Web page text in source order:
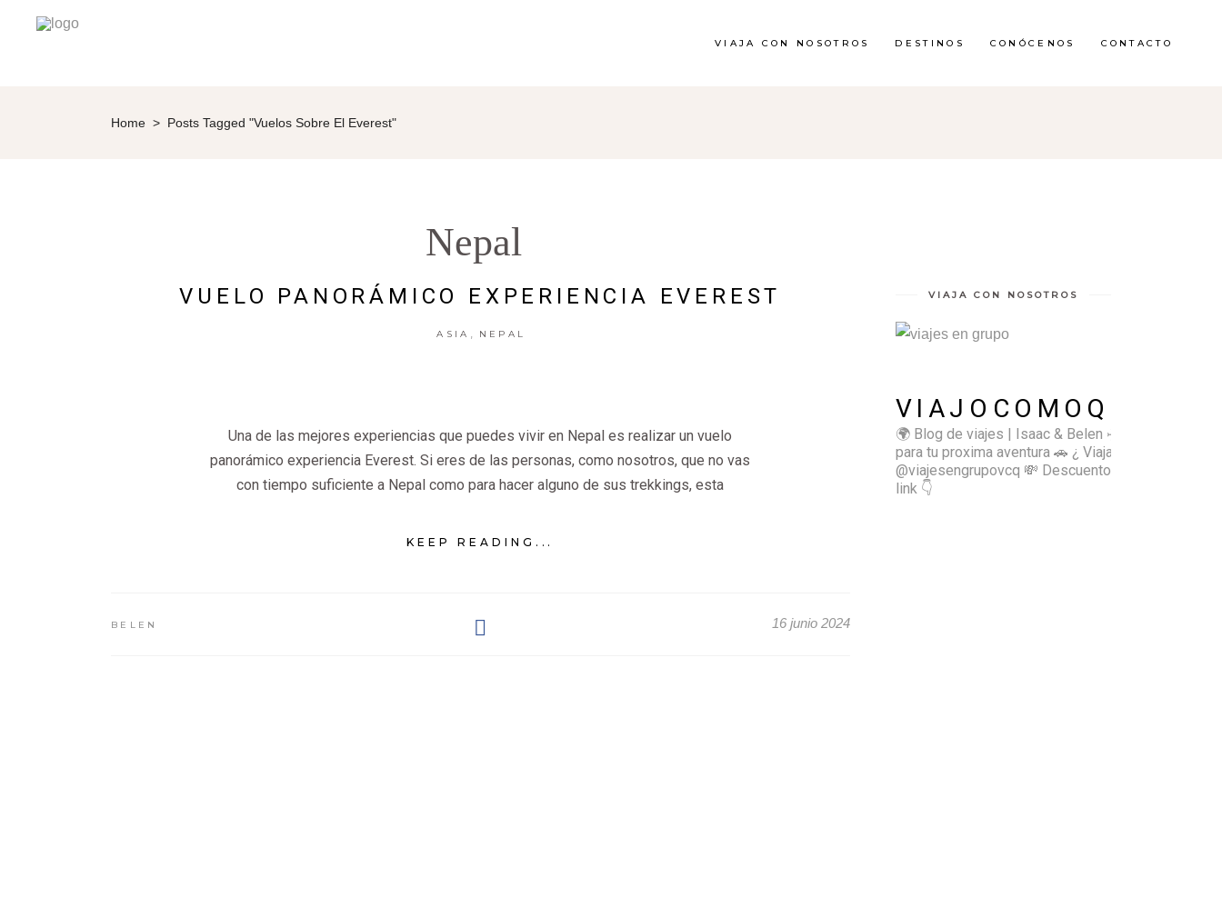
VIAJA CON NOSOTROS DESTINOS CONÓCENOS CONTACTO
Home > Posts Tagged "vuelos Sobre El Everest"
Nepal
VUELO PANORÁMICO EXPERIENCIA EVEREST
ASIA NEPAL
Una de las mejores experiencias que puedes vivir en Nepal es realizar un vuelo
panorámico experiencia Everest. Si eres de las personas, como nosotros, que no vas
con tiempo suficiente a Nepal como para hacer alguno de sus trekkings, esta
KEEP READING...
BELEN 16 junio 2024
VIAJA CON NOSOTROS
VIAJOCOMOQUIERO
🌍 Blog de viajes | Isaac & Belen ✈️ Inspírate
para tu proxima aventura 🚗 ¿ Viajas sol@? 👉🏻
@viajesengrupovcq 💸 Descuentos y tips en el
link 👇